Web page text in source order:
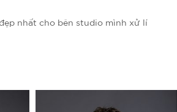
nhất cho bên studio mình xử lí